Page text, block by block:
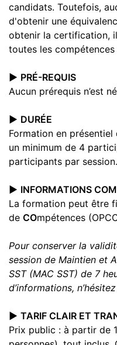
candidats. Toutefois,
d'obtenir une
obtenir la certification,
toutes les compétences
▶️ PRÉ-REQUIS
Aucun prérequis n’est
▶️ DURÉE
Formation en
un minimum de 4
participants par session.
▶️ INFORMATIONS
La formation peut être
de COmpétences
Pour conserver la
session de Maintien et
SST (MAC SST) de 7
d’informations,
▶️ TARIF CLAIR ET
Prix public : à partir de